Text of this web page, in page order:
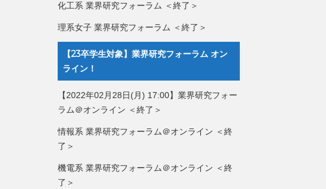
化工系 業界研究フォーラム ＜終了＞
理系女子 業界研究フォーラム ＜終了＞
【23卒学生対象】業界研究フォーラム オン
ライン！
【2022年02月28日(月) 17:00】業界研究フォー
ラム＠オンライン ＜終了＞
情報系 業界研究フォーラム＠オンライン ＜終
了＞
機電系 業界研究フォーラム＠オンライン ＜終
了＞